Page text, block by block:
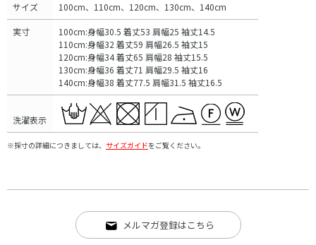
サイズ 100cm、110cm、120cm、130cm、140cm
実寸
100cm:身幅30.5 着丈53 肩幅25 袖丈14.5
110cm:身幅32 着丈59 肩幅26.5 袖丈15
120cm:身幅34 着丈65 肩幅28 袖丈15.5
130cm:身幅36 着丈71 肩幅29.5 袖丈16
140cm:身幅38 着丈77.5 肩幅31.5 袖丈16.5
洗濯表示
※採寸の詳細につきましては、 サイズガイドをご覧ください。
メルマガ登録はこちら